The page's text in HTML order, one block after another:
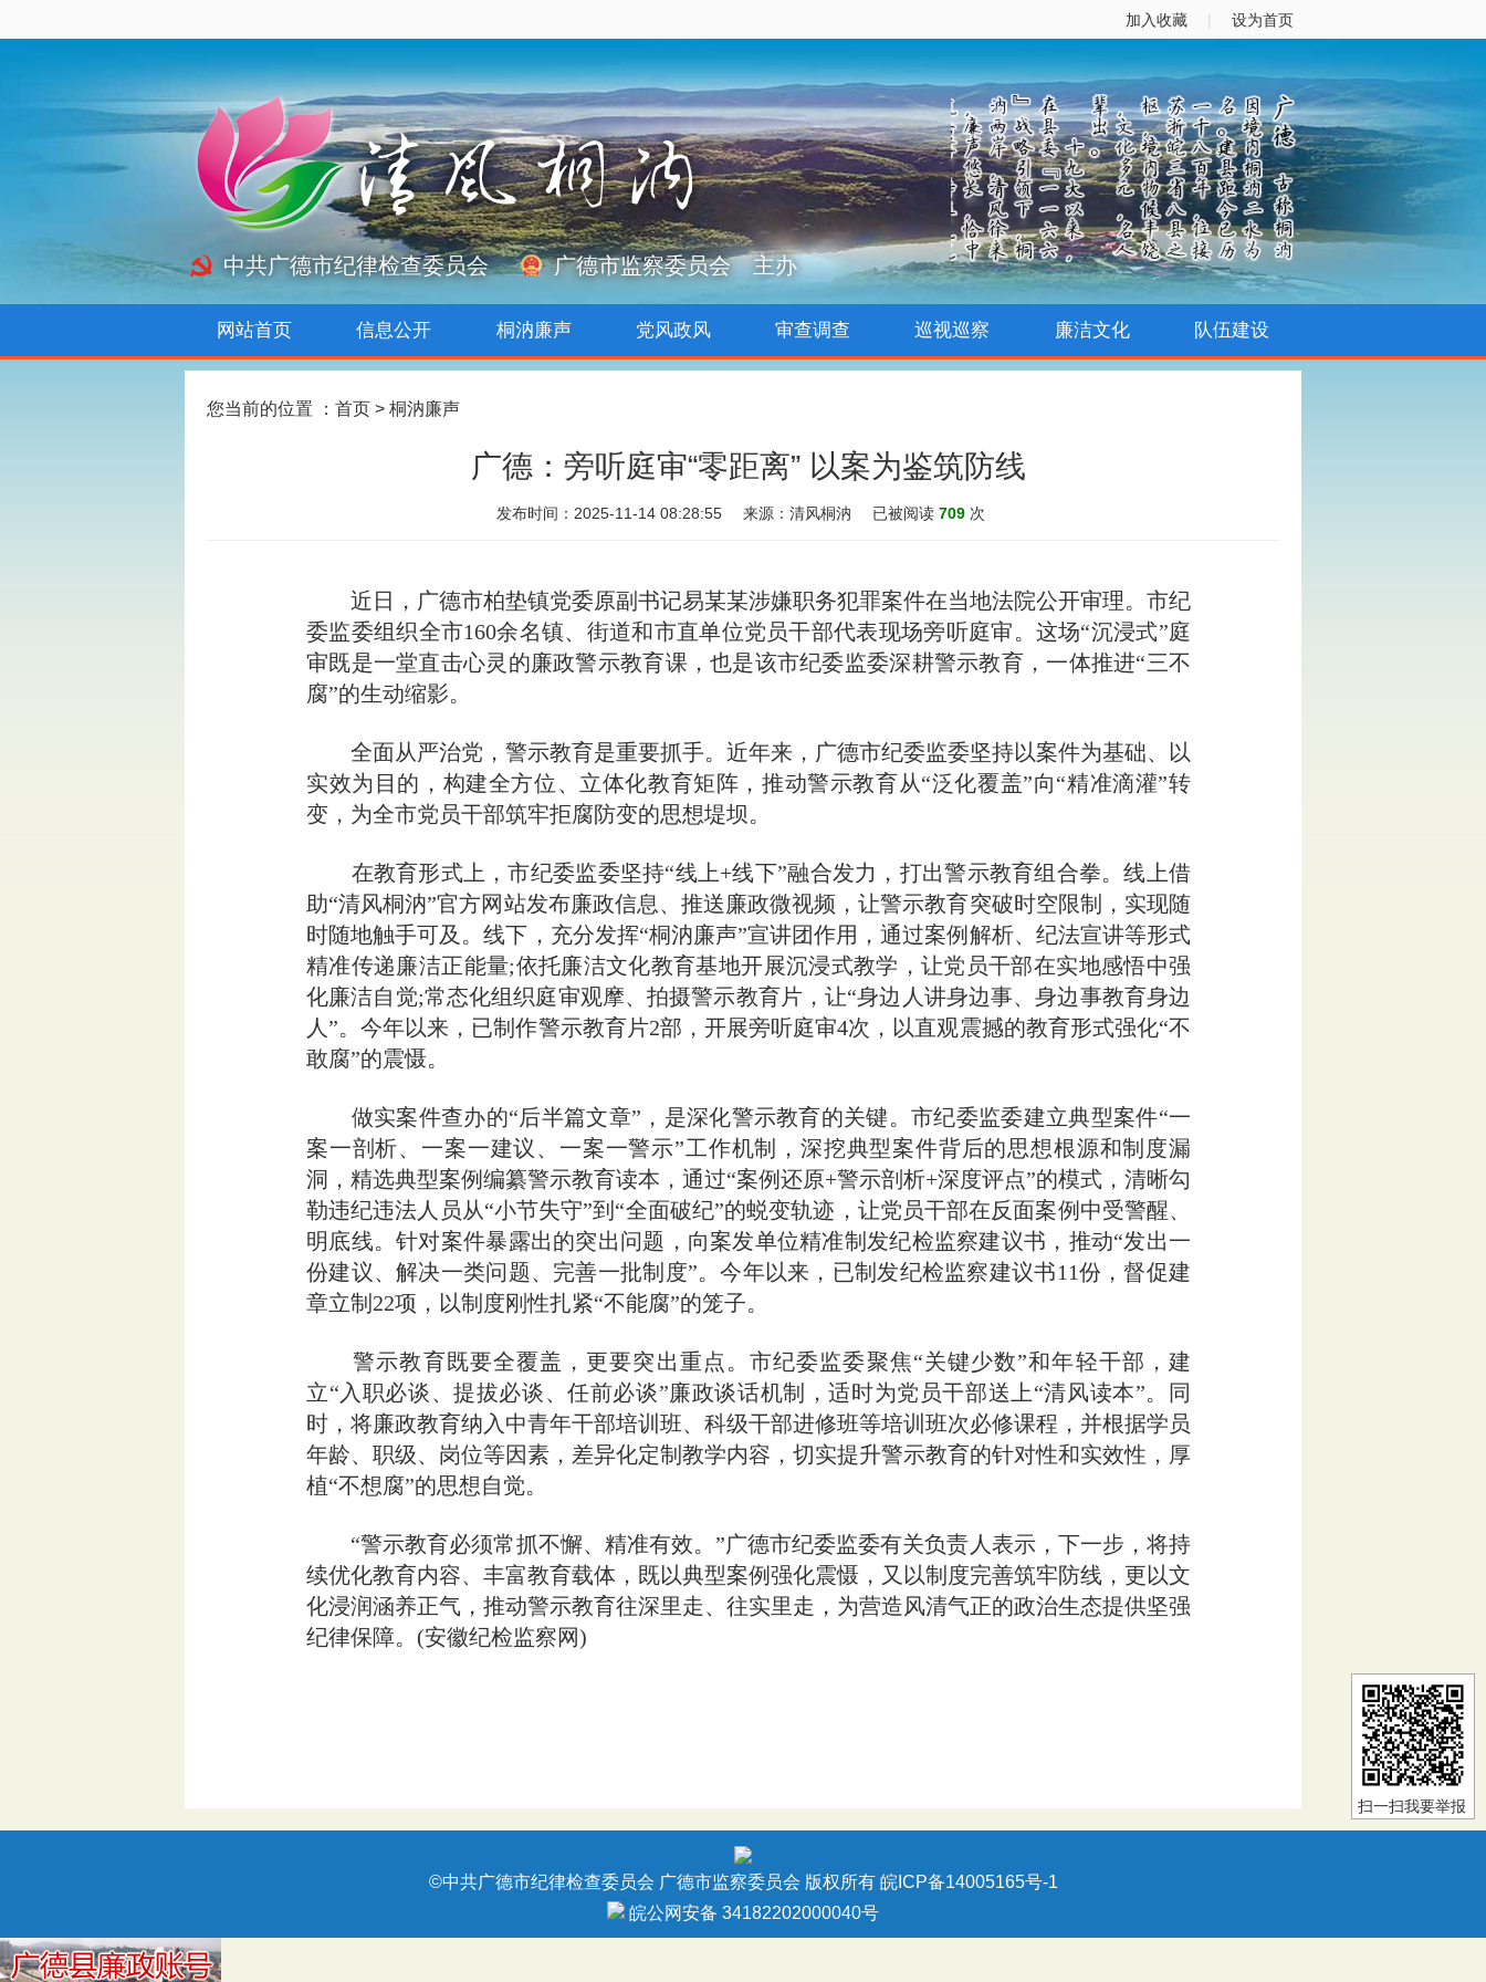
加入收藏 | 设为首页
中共广德市纪律检查委员会 广德市监察委员会 主办
网站首页 信息公开 桐汭廉声 党风政风 审查调查 巡视巡察 廉洁文化 队伍建设
您当前的位置 ： 首页 > 桐汭廉声
广德：旁听庭审“零距离” 以案为鉴筑防线
发布时间： 2025-11-14 08:28:55 来源： 清风桐汭 已被阅读 709 次
近日，广德市柏垫镇党委原副书记易某某涉嫌职务犯罪案件在当地法院公开审理。市纪
委监委组织全市160余名镇、街道和市直单位党员干部代表现场旁听庭审。这场“沉浸式”庭
审既是一堂直击心灵的廉政警示教育课，也是该市纪委监委深耕警示教育，一体推进“三不
腐”的生动缩影。
全面从严治党，警示教育是重要抓手。近年来，广德市纪委监委坚持以案件为基础、以
实效为目的，构建全方位、立体化教育矩阵，推动警示教育从“泛化覆盖”向“精准滴灌”转
变，为全市党员干部筑牢拒腐防变的思想堤坝。
在教育形式上，市纪委监委坚持“线上+线下”融合发力，打出警示教育组合拳。线上借
助“清风桐汭”官方网站发布廉政信息、推送廉政微视频，让警示教育突破时空限制，实现随
时随地触手可及。线下，充分发挥“桐汭廉声”宣讲团作用，通过案例解析、纪法宣讲等形式
精准传递廉洁正能量;依托廉洁文化教育基地开展沉浸式教学，让党员干部在实地感悟中强
化廉洁自觉;常态化组织庭审观摩、拍摄警示教育片，让“身边人讲身边事、身边事教育身边
人”。今年以来，已制作警示教育片2部，开展旁听庭审4次，以直观震撼的教育形式强化“不
敢腐”的震慑。
做实案件查办的“后半篇文章”，是深化警示教育的关键。市纪委监委建立典型案件“一
案一剖析、一案一建议、一案一警示”工作机制，深挖典型案件背后的思想根源和制度漏
洞，精选典型案例编纂警示教育读本，通过“案例还原+警示剖析+深度评点”的模式，清晰勾
勒违纪违法人员从“小节失守”到“全面破纪”的蜕变轨迹，让党员干部在反面案例中受警醒、
明底线。针对案件暴露出的突出问题，向案发单位精准制发纪检监察建议书，推动“发出一
份建议、解决一类问题、完善一批制度”。今年以来，已制发纪检监察建议书11份，督促建
章立制22项，以制度刚性扎紧“不能腐”的笼子。
警示教育既要全覆盖，更要突出重点。市纪委监委聚焦“关键少数”和年轻干部，建
立“入职必谈、提拔必谈、任前必谈”廉政谈话机制，适时为党员干部送上“清风读本”。同
时，将廉政教育纳入中青年干部培训班、科级干部进修班等培训班次必修课程，并根据学员
年龄、职级、岗位等因素，差异化定制教学内容，切实提升警示教育的针对性和实效性，厚
植“不想腐”的思想自觉。
“警示教育必须常抓不懈、精准有效。”广德市纪委监委有关负责人表示，下一步，将持
续优化教育内容、丰富教育载体，既以典型案例强化震慑，又以制度完善筑牢防线，更以文
化浸润涵养正气，推动警示教育往深里走、往实里走，为营造风清气正的政治生态提供坚强
纪律保障。(安徽纪检监察网)
©中共广德市纪律检查委员会 广德市监察委员会 版权所有 皖ICP备14005165号-1
皖公网安备 34182202000040号
扫一扫我要举报